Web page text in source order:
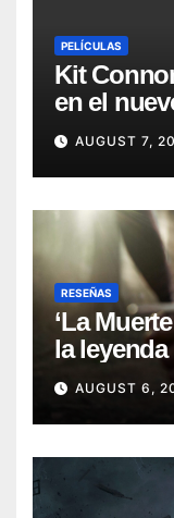
PELÍCULAS
Kit
en el
Marvel
AUGUST 7,
RESEÑAS
‘La
la
oscuro
AUGUST 6,